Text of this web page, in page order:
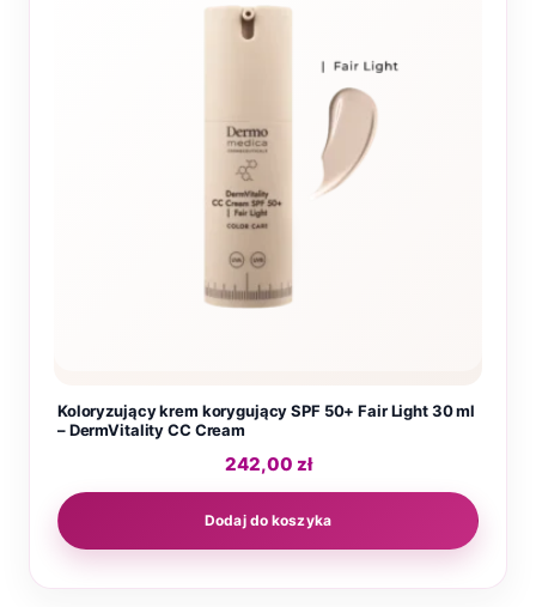
Koloryzujący krem korygujący SPF 50+ Fair Light 30 ml
– DermVitality CC Cream
242,00 zł
Dodaj do koszyka